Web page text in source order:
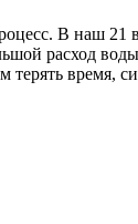
В наш
расход
время,